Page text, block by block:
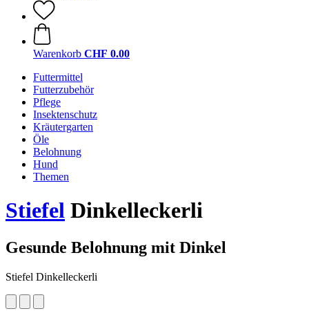
Warenkorb CHF 0.00
Futtermittel
Futterzubehör
Pflege
Insektenschutz
Kräutergarten
Öle
Belohnung
Hund
Themen
Stiefel Dinkelleckerli
Gesunde Belohnung mit Dinkel
Stiefel Dinkelleckerli